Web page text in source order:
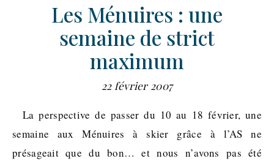
Les Ménuires : une
semaine de strict
maximum
22 février 2007
La perspective de passer du 10 au 18 février, une
semaine aux Ménuires à skier grâce à l’AS ne
présageait que du bon… et nous n’avons pas été